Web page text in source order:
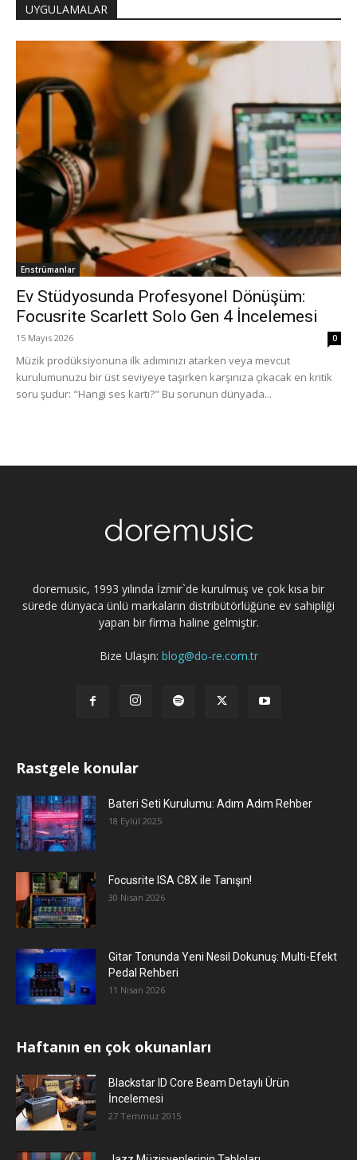
UYGULAMALAR
Enstrümanlar
Ev Stüdyosunda Profesyonel Dönüşüm:
Focusrite Scarlett Solo Gen 4 İncelemesi
15 Mayıs 2026 0
Müzik prodüksiyonuna ilk adımınızı atarken veya mevcut
kurulumunuzu bir üst seviyeye taşırken karşınıza çıkacak en kritik
soru şudur: "Hangi ses kartı?" Bu sorunun dünyada...
doremusic, 1993 yılında İzmir`de kurulmuş ve çok kısa bir
sürede dünyaca ünlü markaların distribütörlüğüne ev sahipliği
yapan bir firma haline gelmiştir.
Bize Ulaşın: blog@do-re.com.tr
Rastgele konular
Bateri Seti Kurulumu: Adım Adım Rehber
18 Eylül 2025
Focusrite ISA C8X ile Tanışın!
30 Nisan 2026
Gitar Tonunda Yeni Nesil Dokunuş: Multi-Efekt
Pedal Rehberi
11 Nisan 2026
Haftanın en çok okunanları
Blackstar ID Core Beam Detaylı Ürün
İncelemesi
27 Temmuz 2015